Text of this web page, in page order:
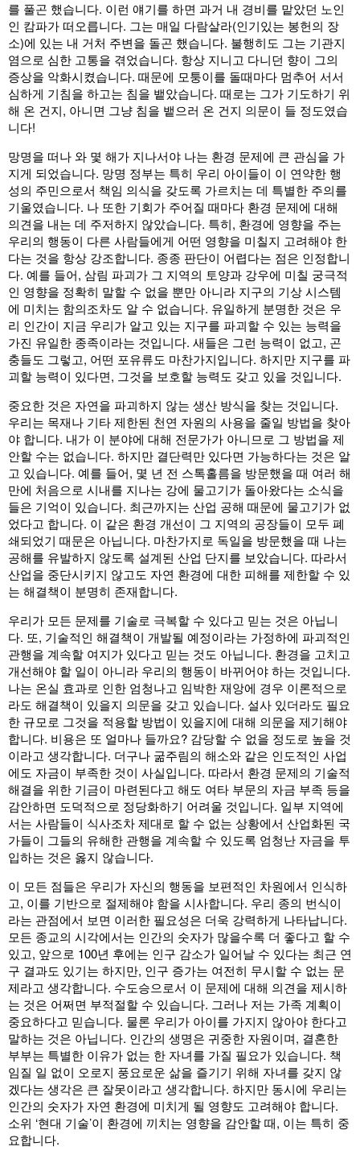
를 풀곤 했습니다. 이런 얘기를 하면 과거 내 경비를 맡았던 노인
인 캄파가 떠오릅니다. 그는 매일 다람살라(인기있는 봉헌의 장
소)에 있는 내 거처 주변을 돌곤 했습니다. 불행히도 그는 기관지
염으로 심한 고통을 겪었습니다. 항상 지니고 다니던 향이 그의
증상을 악화시켰습니다. 때문에 모퉁이를 돌때마다 멈추어 서서
심하게 기침을 하고는 침을 뱉았습니다. 때로는 그가 기도하기 위
해 온 건지, 아니면 그냥 침을 뱉으러 온 건지 의문이 들 정도였습
니다!
망명을 떠나 와 몇 해가 지나서야 나는 환경 문제에 큰 관심을 가
지게 되었습니다. 망명 정부는 특히 우리 아이들이 이 연약한 행
성의 주민으로서 책임 의식을 갖도록 가르치는 데 특별한 주의를
기울였습니다. 나 또한 기회가 주어질 때마다 환경 문제에 대해
의견을 내는 데 주저하지 않았습니다. 특히, 환경에 영향을 주는
우리의 행동이 다른 사람들에게 어떤 영향을 미칠지 고려해야 한
다는 것을 항상 강조합니다. 종종 판단이 어렵다는 점은 인정합니
다. 예를 들어, 삼림 파괴가 그 지역의 토양과 강우에 미칠 궁극적
인 영향을 정확히 말할 수 없을 뿐만 아니라 지구의 기상 시스템
에 미치는 함의조차도 알 수 없습니다. 유일하게 분명한 것은 우
리 인간이 지금 우리가 알고 있는 지구를 파괴할 수 있는 능력을
가진 유일한 종족이라는 것입니다. 새들은 그런 능력이 없고, 곤
충들도 그렇고, 어떤 포유류도 마찬가지입니다. 하지만 지구를 파
괴할 능력이 있다면, 그것을 보호할 능력도 갖고 있을 것입니다.
중요한 것은 자연을 파괴하지 않는 생산 방식을 찾는 것입니다.
우리는 목재나 기타 제한된 천연 자원의 사용을 줄일 방법을 찾아
야 합니다. 내가 이 분야에 대해 전문가가 아니므로 그 방법을 제
안할 수는 없습니다. 하지만 결단력만 있다면 가능하다는 것은 알
고 있습니다. 예를 들어, 몇 년 전 스톡홀름을 방문했을 때 여러 해
만에 처음으로 시내를 지나는 강에 물고기가 돌아왔다는 소식을
들은 기억이 있습니다. 최근까지는 산업 공해 때문에 물고기가 없
었다고 합니다. 이 같은 환경 개선이 그 지역의 공장들이 모두 폐
쇄되었기 때문은 아닙니다. 마찬가지로 독일을 방문했을 때 나는
공해를 유발하지 않도록 설계된 산업 단지를 보았습니다. 따라서
산업을 중단시키지 않고도 자연 환경에 대한 피해를 제한할 수 있
는 해결책이 분명히 존재합니다.
우리가 모든 문제를 기술로 극복할 수 있다고 믿는 것은 아닙니
다. 또, 기술적인 해결책이 개발될 예정이라는 가정하에 파괴적인
관행을 계속할 여지가 있다고 믿는 것도 아닙니다. 환경을 고치고
개선해야 할 일이 아니라 우리의 행동이 바뀌어야 하는 것입니다.
나는 온실 효과로 인한 엄청나고 임박한 재앙에 경우 이론적으로
라도 해결책이 있을지 의문을 갖고 있습니다. 설사 있더라도 필요
한 규모로 그것을 적용할 방법이 있을지에 대해 의문을 제기해야
합니다. 비용은 또 얼마나 들까요? 감당할 수 없을 정도로 높을 것
이라고 생각합니다. 더구나 굶주림의 해소와 같은 인도적인 사업
에도 자금이 부족한 것이 사실입니다. 따라서 환경 문제의 기술적
해결을 위한 기금이 마련된다고 해도 여타 부문의 자금 부족 등을
감안하면 도덕적으로 정당화하기 어려울 것입니다. 일부 지역에
서는 사람들이 식사조차 제대로 할 수 없는 상황에서 산업화된 국
가들이 그들의 유해한 관행을 계속할 수 있도록 엄청난 자금을 투
입하는 것은 옳지 않습니다.
이 모든 점들은 우리가 자신의 행동을 보편적인 차원에서 인식하
고, 이를 기반으로 절제해야 함을 시사합니다. 우리 종의 번식이
라는 관점에서 보면 이러한 필요성은 더욱 강력하게 나타납니다.
모든 종교의 시각에서는 인간의 숫자가 많을수록 더 좋다고 할 수
있고, 앞으로 100년 후에는 인구 감소가 일어날 수 있다는 최근 연
구 결과도 있기는 하지만, 인구 증가는 여전히 무시할 수 없는 문
제라고 생각합니다. 수도승으로서 이 문제에 대해 의견을 제시하
는 것은 어쩌면 부적절할 수 있습니다. 그러나 저는 가족 계획이
중요하다고 믿습니다. 물론 우리가 아이를 가지지 않아야 한다고
말하는 것은 아닙니다. 인간의 생명은 귀중한 자원이며, 결혼한
부부는 특별한 이유가 없는 한 자녀를 가질 필요가 있습니다. 책
임질 일 없이 오로지 풍요로운 삶을 즐기기 위해 자녀를 갖지 않
겠다는 생각은 큰 잘못이라고 생각합니다. 하지만 동시에 우리는
인간의 숫자가 자연 환경에 미치게 될 영향도 고려해야 합니다.
소위 ‘현대 기술’이 환경에 끼치는 영향을 감안할 때, 이는 특히 중
요합니다.